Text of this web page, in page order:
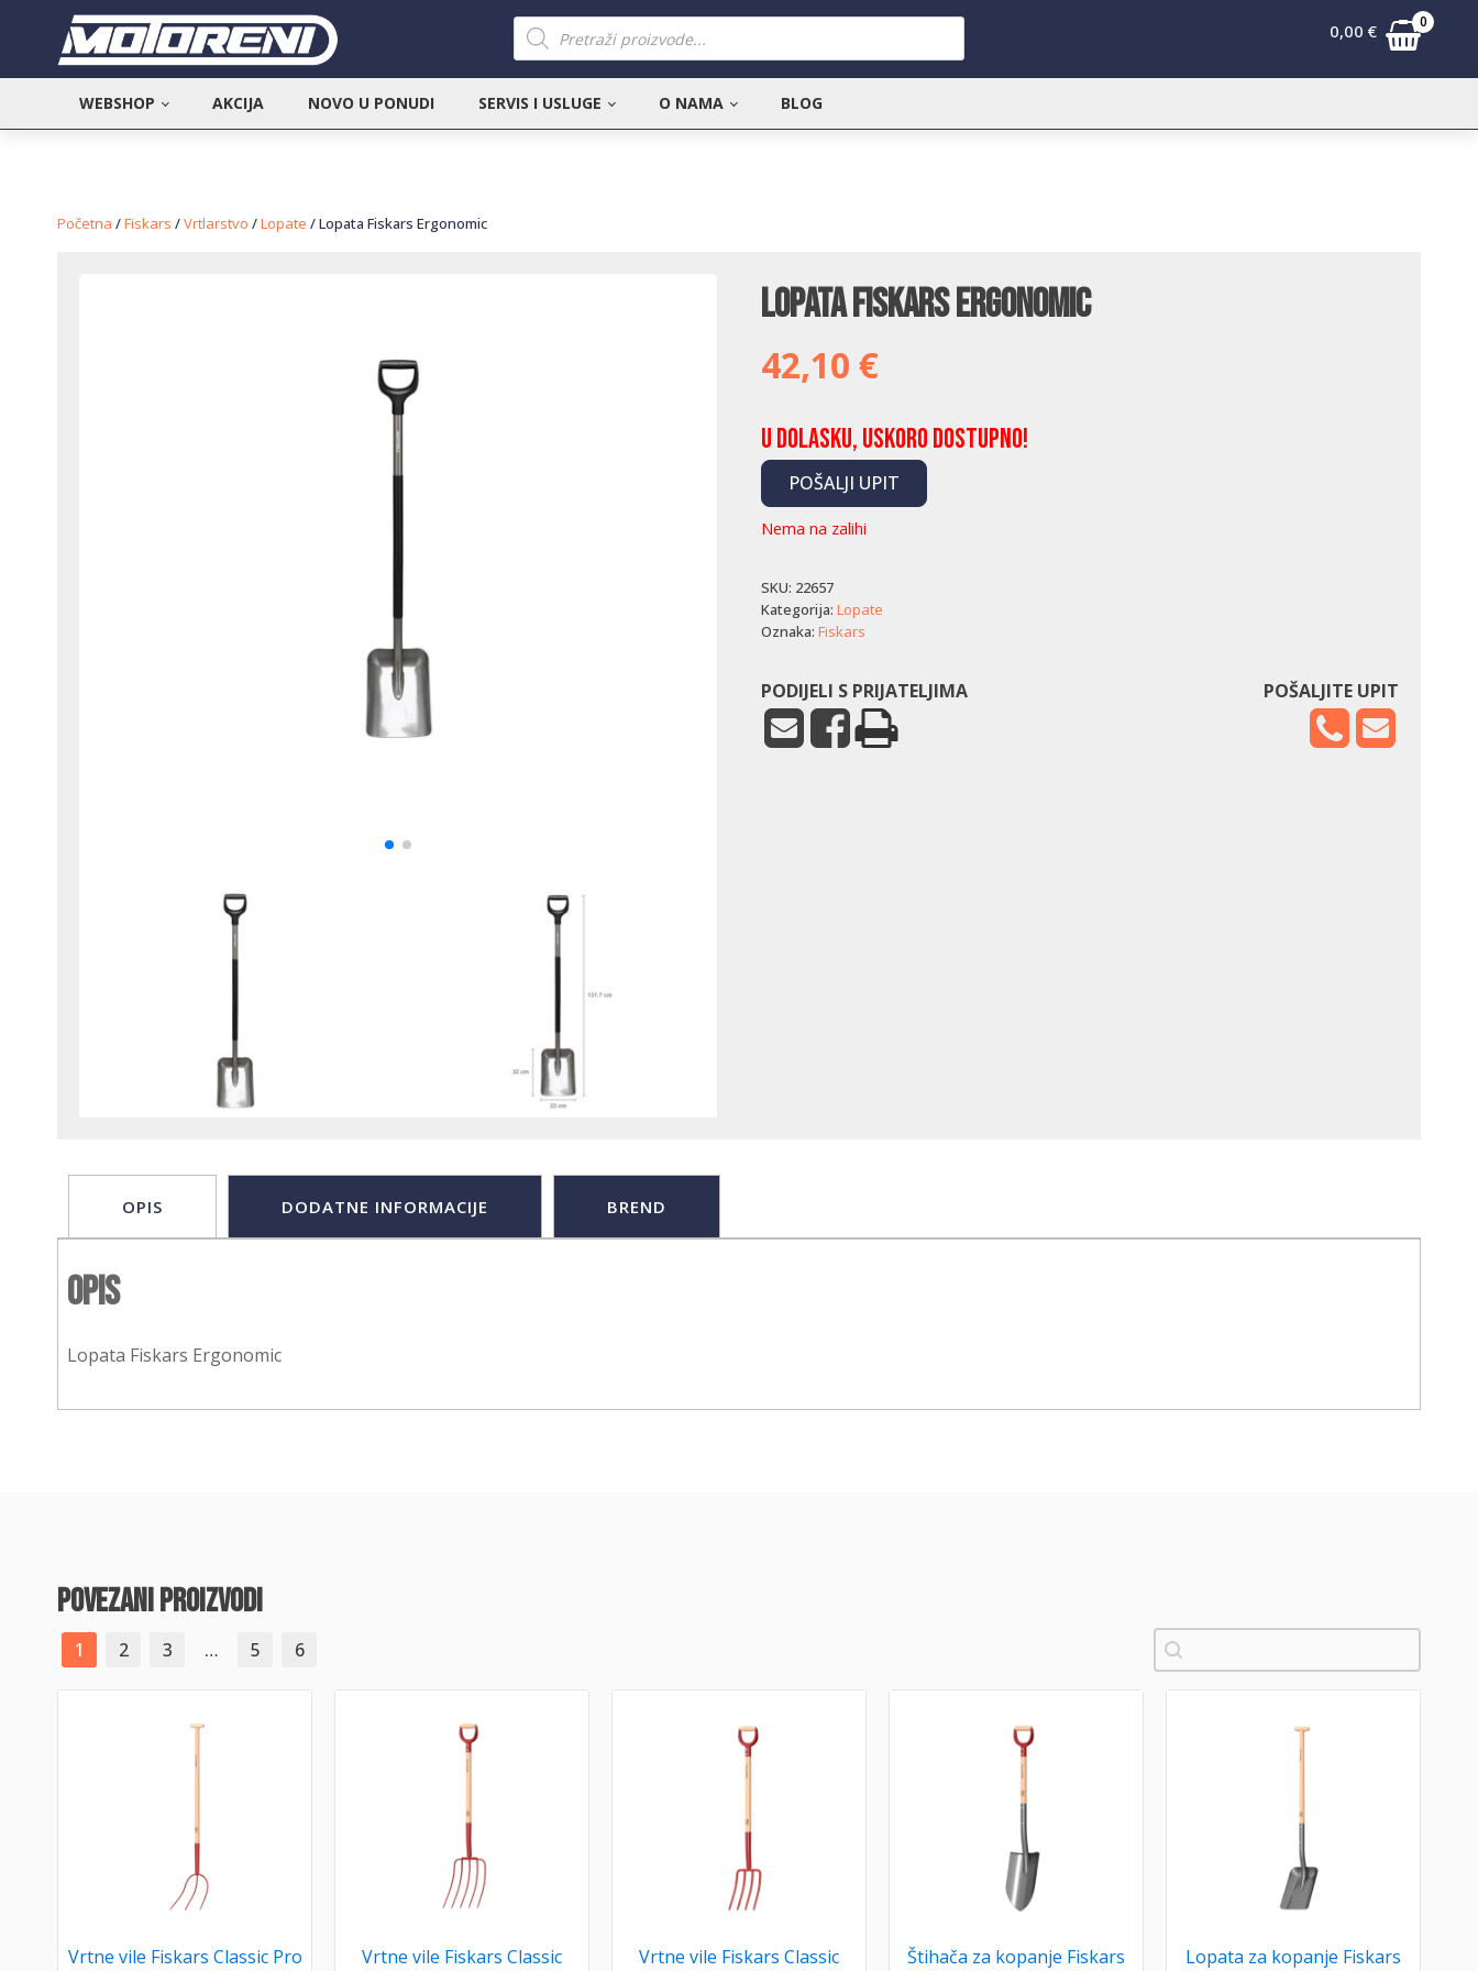
Products
search
0,00 € 0
WEBSHOP AKCIJA NOVO U PONUDI SERVIS I USLUGE O NAMA BLOG
Početna /Fiskars /Vrtlarstvo /Lopate / Lopata Fiskars Ergonomic
Lopata Fiskars Ergonomic
42,10 €
U dolasku, uskoro dostupno!
POŠALJI UPIT
Nema na zalihi
SKU: 22657
Kategorija: Lopate
Oznaka: Fiskars
PODIJELI S PRIJATELJIMA POŠALJITE UPIT
OPIS DODATNE INFORMACIJE BREND
Opis
Lopata Fiskars Ergonomic
povezani proizvodi
1 2 3 … 5 6 Pretraži
Vrtne vile Fiskars Classic Pro Vrtne vile Fiskars Classic Vrtne vile Fiskars Classic Štihača za kopanje Fiskars Lopata za kopanje Fiskars